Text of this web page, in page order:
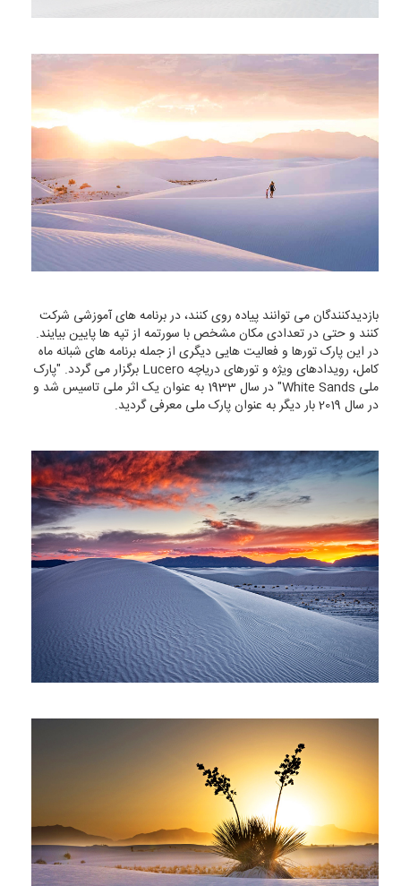
بازدیدکنندگان می توانند پیاده روی کنند، در برنامه های آموزشی شرکت
کنند و حتی در تعدادی مکان مشخص با سورتمه از تپه ها پایین بیایند.
در این پارک تورها و فعالیت هایی دیگری از جمله برنامه های شبانه ماه
کامل، رویدادهای ویژه و تورهای دریاچه Lucero برگزار می گردد. "پارک
ملی White Sands" در سال 1933 به عنوان یک اثر ملی تاسیس شد و
در سال 2019 بار دیگر به عنوان پارک ملی معرفی گردید.